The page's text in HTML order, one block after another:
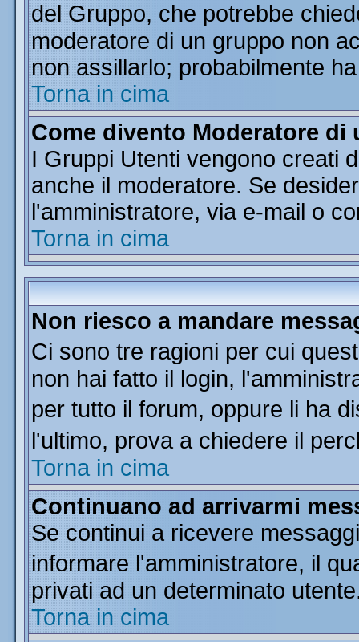
del Gruppo, che potrebbe
moderatore di un gruppo non
non assillarlo; probabilmente
Torna in cima
Come divento Moderatore di
I Gruppi Utenti vengono creati
anche il moderatore. Se
l'amministratore, via e-mail o
Torna in cima
Non riesco a mandare
Ci sono tre ragioni per cui
non hai fatto il login,
per tutto il forum, oppure li ha
l'ultimo, prova a chiedere il
Torna in cima
Continuano ad arrivarmi
Se continui a ricevere
informare l'amministratore, il
privati ad un determinato
Torna in cima